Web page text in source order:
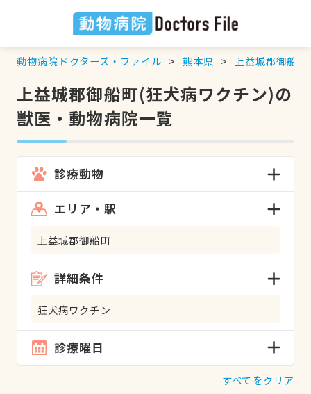
動物病院ドクターズ・ファイル 熊本県 上益城郡御船町
上益城郡御船町(狂犬病ワクチン)の
獣医・動物病院一覧
診療動物
エリア・駅
上益城郡御船町
詳細条件
狂犬病ワクチン
診療曜日
すべてをクリア